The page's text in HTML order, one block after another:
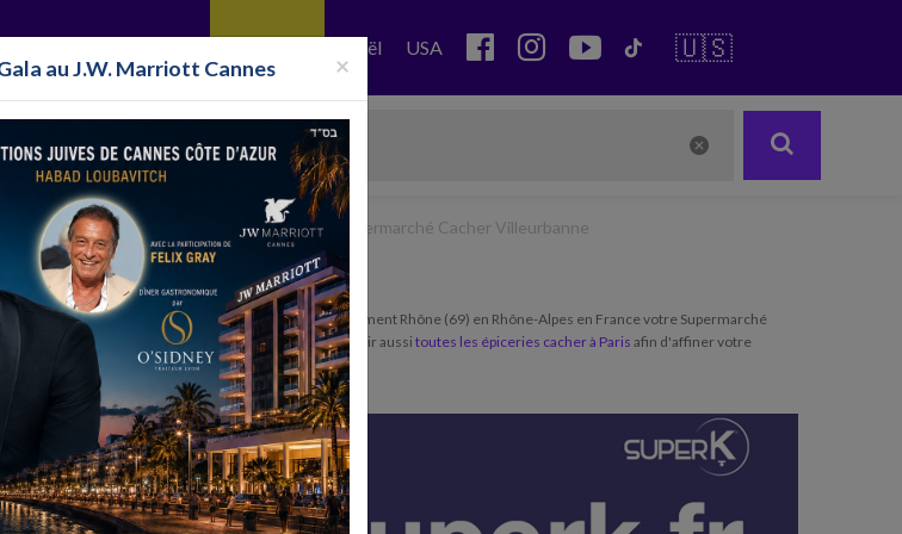
Israël USA 🇺🇸
Alpes Supermarché Cacher Rhône Supermarché Cacher Villeurbanne
. Trouvez à proximité du 69100,
dans le département Rhône (69) en Rhône-Alpes en France votre Supermarché
cacher.html - Supermarché Cacher Villeurbanne. voir aussi toutes les épiceries cacher à Paris afin d'affiner votre
×
au J.W. Marriott Cannes